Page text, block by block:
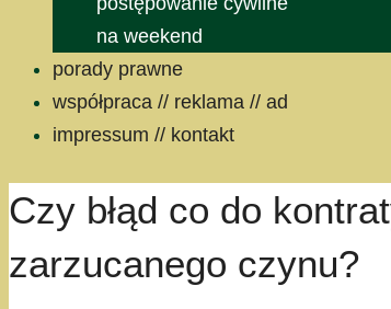
na weekend
porady prawne
współpraca // reklama // ad
impressum // kontakt
Czy błąd co do
zarzucanego czynu?